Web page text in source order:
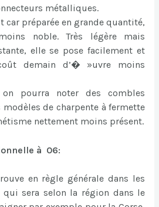
métalliques.
car préparée en grande quantité,
noble. Très légère mais
elle se pose facilement et
demain d’� »uvre moins
on pourra noter des combles
de charpente à fermette
nettement moins présent.
à 06:
en règle générale dans les
sera selon la région dans le